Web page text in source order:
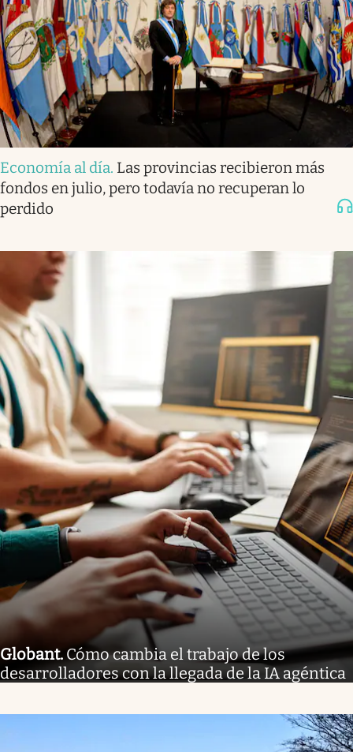
Economía al día. Las provincias recibieron más
fondos en julio, pero todavía no recuperan lo
perdido
Globant. Cómo cambia el trabajo de los
desarrolladores con la llegada de la IA agéntica